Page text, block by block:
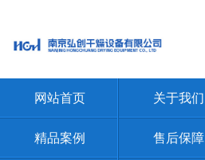
网站首页 关于我们
精品案例 售后保障